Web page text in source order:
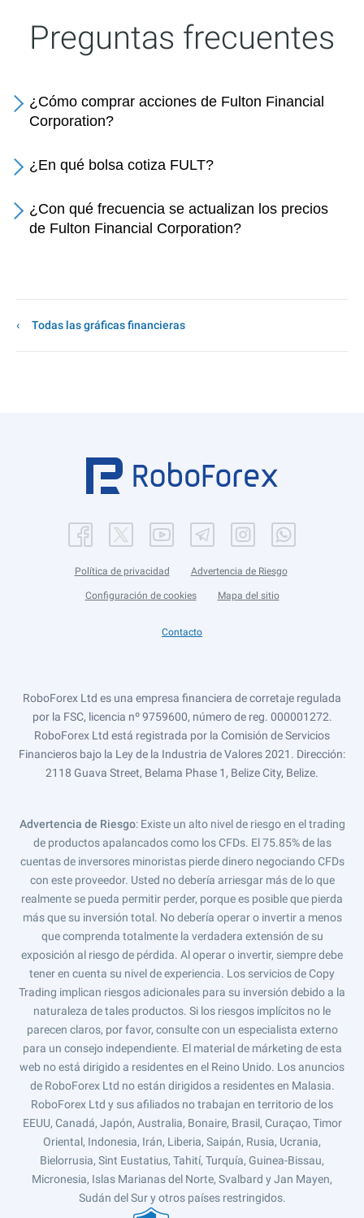
Preguntas frecuentes
¿Cómo comprar acciones de Fulton Financial
Corporation?
¿En qué bolsa cotiza FULT?
¿Con qué frecuencia se actualizan los precios
de Fulton Financial Corporation?
Todas las gráficas financieras
Política de privacidad Advertencia de Riesgo
Configuración de cookies Mapa del sitio
Contacto
RoboForex Ltd es una empresa financiera de corretaje regulada
por la FSC, licencia nº 9759600, número de reg. 000001272.
RoboForex Ltd está registrada por la Comisión de Servicios
Financieros bajo la Ley de la Industria de Valores 2021. Dirección:
2118 Guava Street, Belama Phase 1, Belize City, Belize.
Advertencia de Riesgo: Existe un alto nivel de riesgo en el trading
de productos apalancados como los CFDs. El 75.85% de las
cuentas de inversores minoristas pierde dinero negociando CFDs
con este proveedor. Usted no debería arriesgar más de lo que
realmente se pueda permitir perder, porque es posible que pierda
más que su inversión total. No debería operar o invertir a menos
que comprenda totalmente la verdadera extensión de su
exposición al riesgo de pérdida. Al operar o invertir, siempre debe
tener en cuenta su nivel de experiencia. Los servicios de Copy
Trading implican riesgos adicionales para su inversión debido a la
naturaleza de tales productos. Si los riesgos implícitos no le
parecen claros, por favor, consulte con un especialista externo
para un consejo independiente. El material de márketing de esta
web no está dirigido a residentes en el Reino Unido. Los anuncios
de RoboForex Ltd no están dirigidos a residentes en Malasia.
RoboForex Ltd y sus afiliados no trabajan en territorio de los
EEUU, Canadá, Japón, Australia, Bonaire, Brasil, Curaçao, Timor
Oriental, Indonesia, Irán, Liberia, Saipán, Rusia, Ucrania,
Bielorrusia, Sint Eustatius, Tahití, Turquía, Guinea-Bissau,
Micronesia, Islas Marianas del Norte, Svalbard y Jan Mayen,
Sudán del Sur y otros países restringidos.